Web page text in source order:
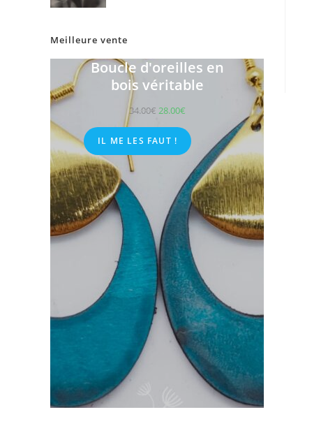
Meilleure vente
Boucle d'oreilles en
bois véritable
34.00€ 28.00€
IL ME LES FAUT !